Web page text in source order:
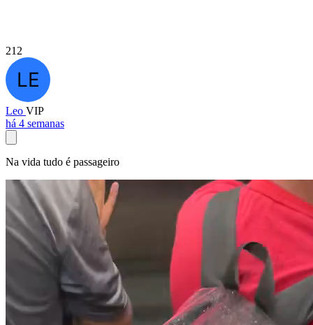
212
Leo VIP
há 4 semanas
Na vida tudo é passageiro